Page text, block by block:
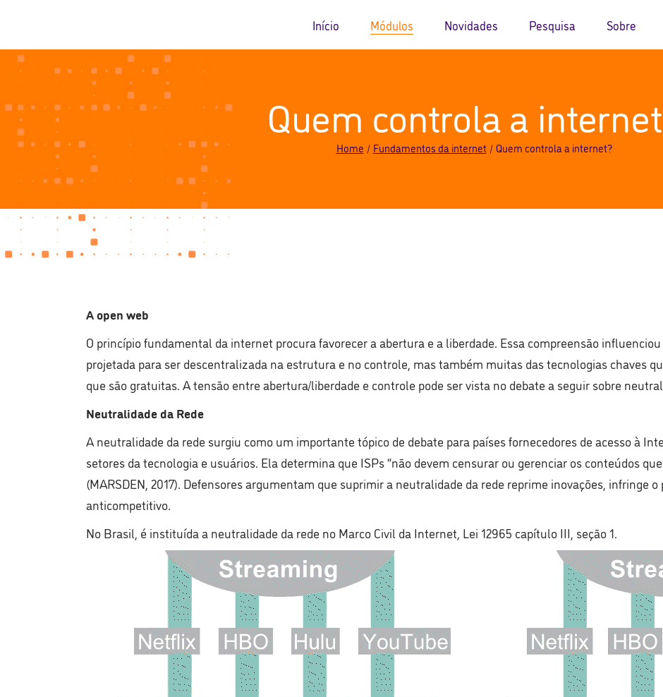
Início Módulos
Aprendizagem e habilidades
funcionais
Novidades
Eventos
Pesquisa Sobre
Sobre o LAE
Quem controla a
Home Fundamentos da internet Quem controla a internet?
A open web
O princípio fundamental da internet procura favorecer a abertura e a liberdade. Essa compreensão
projetada para ser descentralizada na estrutura e no controle, mas também muitas das tecnologias chaves
que são gratuitas. A tensão entre abertura/liberdade e controle pode ser vista no debate a seguir sobre
Neutralidade da Rede
A neutralidade da rede surgiu como um importante tópico de debate para países fornecedores de acesso à
setores da tecnologia e usuários. Ela determina que ISPs “não devem censurar ou gerenciar os conteúdos
(MARSDEN, 2017). Defensores argumentam que suprimir a neutralidade da rede reprime inovações, infringe
anticompetitivo.
No Brasil, é instituída a neutralidade da rede no Marco Civil da Internet, Lei 12965 capítulo III, seção 1.